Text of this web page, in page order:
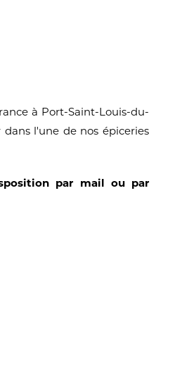
à Port-Saint-Louis-du-
l'une de nos épiceries
par mail ou par